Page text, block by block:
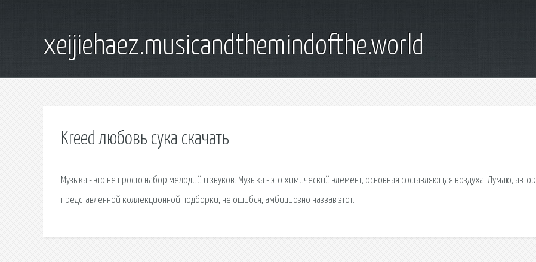
xeijiehaez.musicandthemindofthe.world
Kreed любовь сука скачать
Музыка - это не просто набор мелодий и звуков. Музыка - это химический элемент, основная составляющая воздуха. Думаю, автор
представленной коллекционной подборки, не ошибся, амбициозно назвав этот.